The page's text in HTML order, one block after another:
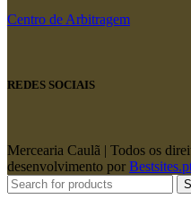
Centro de Arbitragem
REDES SOCIAIS
Mercearia Caulã | Todos os
desenvolvimento por